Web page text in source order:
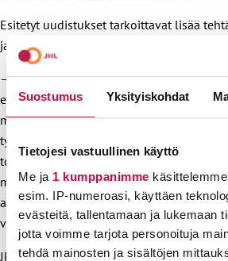
Suostumus Yksityiskohdat
Tietojesi vastuullinen käyttö
Me ja 1 kumppanimme
esim. IP-numeroasi, käyttäen
evästeitä, tallentamaan ja lukemaan
jotta voimme tarjota personoituja
tehdä mainosten ja sisältöjen
Esitetyt uudistukset tarkoittavat lisää
ja myös varhaiskasvatuksen toimijoille.
– Jotta sinällään oikeat uudistukset
esityksessä esitetyillä tavoilla, on
myös varataan riittävästi resursseja. Sekä
työsuojeluviranomaiset että
toimisto ovat jo nyt kuormitettuja.
myös lisääntyvää työmäärää. Kuntien on
aikaa varhaiskasvatuksen toimijoiden
vaatimuksista.
JHL pitää välttämättömänä, että